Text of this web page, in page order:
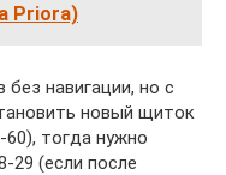
Priora)
навигации, но с
новый щиток
60), тогда нужно
29 (если после